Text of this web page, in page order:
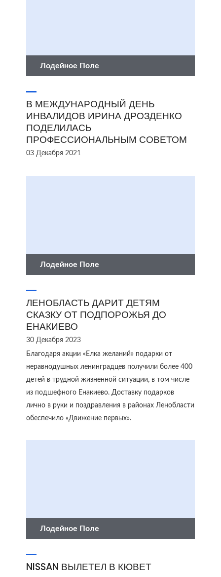
Лодейное Поле
В МЕЖДУНАРОДНЫЙ ДЕНЬ
ИНВАЛИДОВ ИРИНА ДРОЗДЕНКО
ПОДЕЛИЛАСЬ
ПРОФЕССИОНАЛЬНЫМ СОВЕТОМ
03 Декабря 2021
Лодейное Поле
ЛЕНОБЛАСТЬ ДАРИТ ДЕТЯМ
СКАЗКУ ОТ ПОДПОРОЖЬЯ ДО
ЕНАКИЕВО
30 Декабря 2023
Благодаря акции «Елка желаний» подарки от
неравнодушных ленинградцев получили более 400
детей в трудной жизненной ситуации, в том числе
из подшефного Енакиево. Доставку подарков
лично в руки и поздравления в районах Ленобласти
обеспечило «Движение первых».
Лодейное Поле
NISSAN ВЫЛЕТЕЛ В КЮВЕТ